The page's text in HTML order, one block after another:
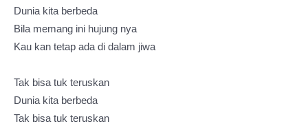
Dunia kita berbeda
Bila memang ini hujung nya
Kau kan tetap ada di dalam jiwa
Tak bisa tuk teruskan
Dunia kita berbeda
Tak bisa tuk teruskan